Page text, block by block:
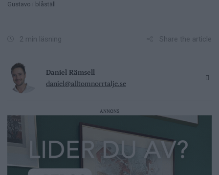
Gustavo i blåställ
2 min läsning Share the article
Daniel Rämsell
daniel@alltomnorrtalje.se
ANNONS